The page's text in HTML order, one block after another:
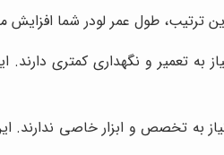
ترتیب، طول عمر لودر شما افزایش
به تعمیر و نگهداری کمتری دارند.
تخصص و ابزار خاصی ندارند. این